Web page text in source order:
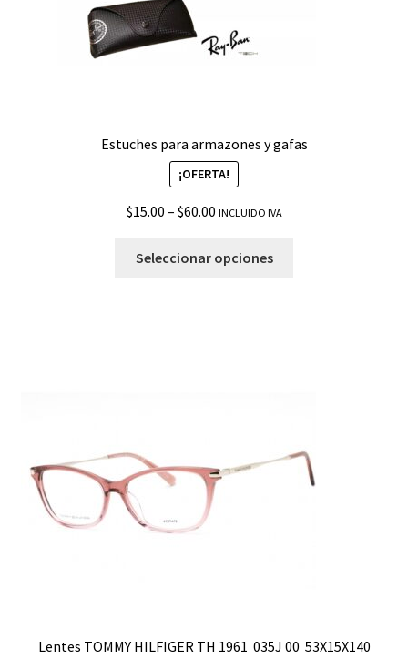
Estuches para armazones y gafas
¡OFERTA!
$15.00 – $60.00 INCLUIDO IVA
Seleccionar opciones
Lentes TOMMY HILFIGER TH 1961 ­ 035J 00 ­ 53X15X140